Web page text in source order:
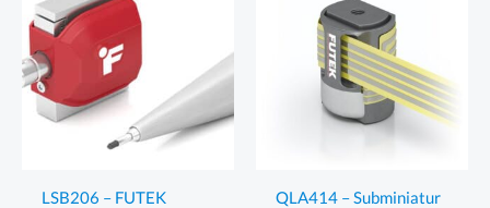
LSB206 – FUTEK
QLA414 – Subminiatur